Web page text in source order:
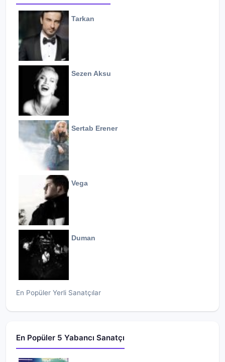
Tarkan
Sezen Aksu
Sertab Erener
Vega
Duman
En Popüler Yerli Sanatçılar
En Popüler 5 Yabancı Sanatçı